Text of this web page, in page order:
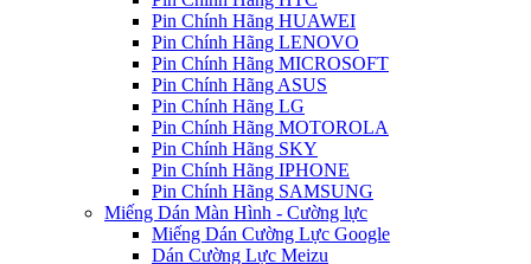
Pin Chính Hãng HUAWEI
Pin Chính Hãng LENOVO
Pin Chính Hãng MICROSOFT
Pin Chính Hãng ASUS
Pin Chính Hãng LG
Pin Chính Hãng MOTOROLA
Pin Chính Hãng SKY
Pin Chính Hãng IPHONE
Pin Chính Hãng SAMSUNG
Miếng Dán Màn Hình - Cường lực
Miếng Dán Cường Lực Google
Dán Cường Lực Meizu